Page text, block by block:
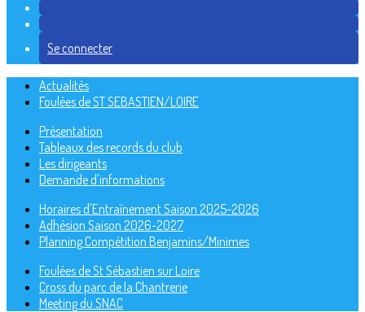
Se connecter
Actualités
Foulées de ST SEBASTIEN/LOIRE
Présentation
Tableaux des records du club
Les dirigeants
Demande d'informations
Horaires d'Entraînement Saison 2025-2026
Adhésion Saison 2026-2027
Planning Compétition Benjamins/Minimes
Foulées de St Sébastien sur Loire
Cross du parc de la Chantrerie
Meeting du SNAC